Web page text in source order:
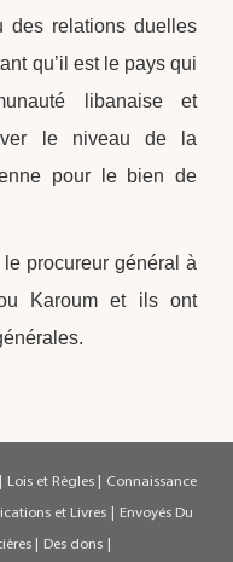
des relations duelles
qu’il est le pays qui
libanaise et
le niveau de la
pour le bien de
procureur général à
Karoum et ils ont
| Lois et Règles | Connaissance
et Livres | Envoyés Du
| Des dons |